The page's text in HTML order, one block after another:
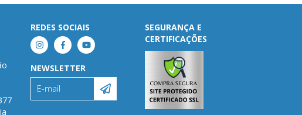
REDES SOCIAIS
NEWSLETTER
SEGURANÇA E
CERTIFICAÇÕES